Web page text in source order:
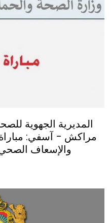
المديرية الجهوية
والإسعاف الصحي. آخر